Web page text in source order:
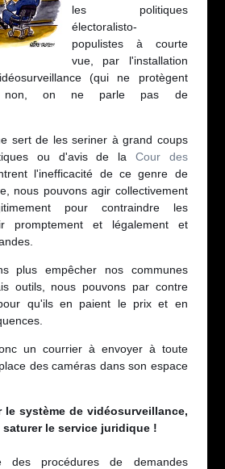
les politiques
électoralisto-
populistes à courte
vue, par l'installation
(qui ne protègent
non, on ne parle pas de
sert de les seriner à grand coups
ou d'avis de la Cour des
l'inefficacité de ce genre de
nous pouvons agir collectivement
pour contraindre les
promptement et légalement et
plus empêcher nos communes
outils, nous pouvons par contre
qu'ils en paient le prix et en
un courrier à envoyer à toute
des caméras dans son espace
le système de vidéosurveillance,
le service juridique !
procédures de demandes